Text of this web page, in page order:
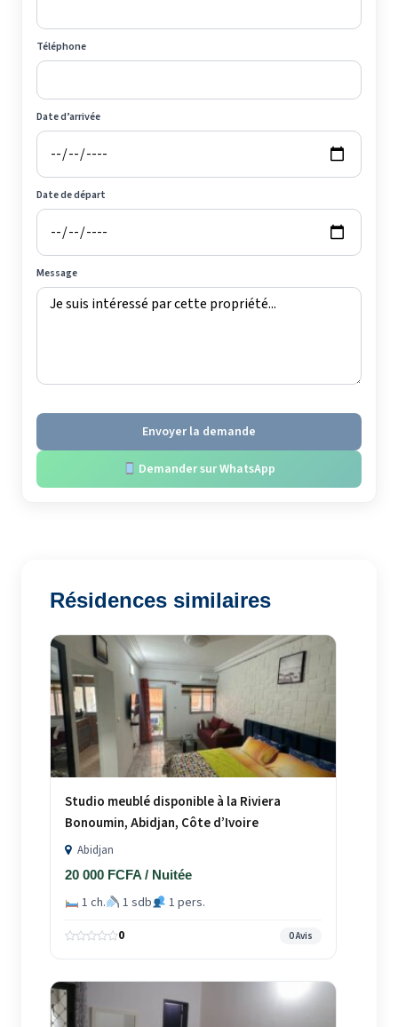
Téléphone
Date d’arrivée
Date de départ
Message
Envoyer la demande
Demander sur WhatsApp
Résidences similaires
Studio meublé disponible à la Riviera
Bonoumin, Abidjan, Côte d’Ivoire
Abidjan
20 000 FCFA / Nuitée
1 ch. 1 sdb 1 pers.
0 0 Avis